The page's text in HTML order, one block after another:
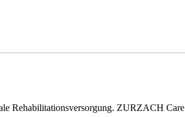
Rehabilitationsversorgung. ZURZACH